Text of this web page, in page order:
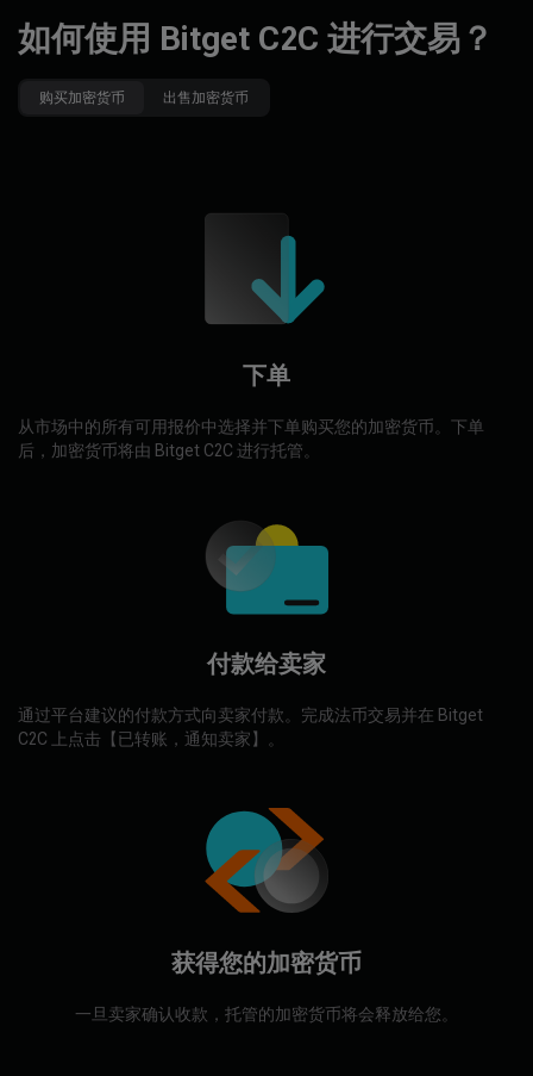
如何使用 Bitget C2C 进行交易？
购买加密货币 出售加密货币
下单
从市场中的所有可用报价中选择并下单购买您的加密货币。下单
后，加密货币将由 Bitget C2C 进行托管。
付款给卖家
通过平台建议的付款方式向卖家付款。完成法币交易并在 Bitget
C2C 上点击【已转账，通知卖家】。
获得您的加密货币
一旦卖家确认收款，托管的加密货币将会释放给您。